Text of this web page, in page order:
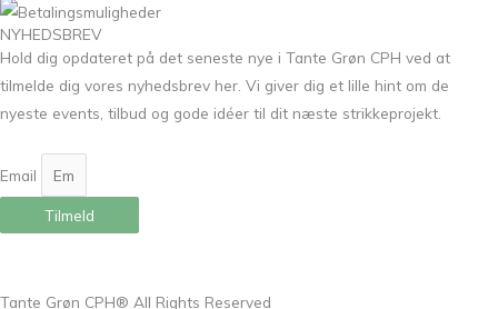
NYHEDSBREV
Hold dig opdateret på det seneste nye i Tante Grøn CPH ved at
tilmelde dig vores nyhedsbrev her. Vi giver dig et lille hint om de
nyeste events, tilbud og gode idéer til dit næste strikkeprojekt.
Email
Tilmeld
Tante Grøn CPH® All Rights Reserved